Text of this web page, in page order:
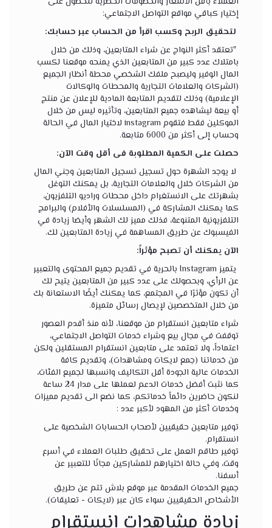
إختيار كباقي مواقع التواصل الاجتماعي:
لتحقيق الربح وكسب اقرأ من الحساب عبر حسابك:
"تعتقد أكثر النواج عن شراء المتابعين، وذلك من خلال
بامتلاك عدد كبير من المتابعين الذي يمنحه موقعنا لكسب
المال الوفير وليصبح ملفك الشخصي محطة أنظار الجميع
(الشركات والعلامات التجارية والمحطات والوكالات
الإعلامية) وذلك لتقديم المتابعة المادية للإعلان عن منتج
أو بيعة ليشاهده جميع المتابعين، وتأثيره ليس من خلال
الموكلين فقط فتقوم instagram لاختيار المال في الحالة
وحساب إلى أكثر من 6000 متابعة.
حصلت على الكمية المطلوبة فى أقل وقت الآن:
لا يوجد الشهرة حول تسجيل تسجيل المتابعين وجني المال
من الشركات خلال والعلامات التجارية، بل يمكنك التوغل
بشهرتك على الانستغرام داخل محطات وراديو التلفزيون،
كما يمكنك المشاركة في (المسلسلات والأفلام) والبرامج
التلفزيونية المتنوعة، فذلك مميز لك الشهر وأيضا زيادة في
الفيسبوك عن طريق المساهمة في زيادة المتابعين لك.
الآن يمكنك أن تصبح مؤثراً:
يتميز Instagram بالحرية في تقديم جميع المحتوى والتعبير
عن الرأي، وبحصولك على عدد كبير من المتابعين يتيح لك
أن تكون مؤثرًا في المجتمع، كما يمكنك أيضًا الاستعانة بك
من خلال المتخصصين لإيصال رسائل متميزة.
شراء متابعين انستقرام من موقعنا، لأنه منذ أقدم العصور
توقفت في مجال بيع وشراء خدمات التواصل الاجتماعي،
اعتماداً، ولا تعتمد على متابعين انستقرام المستقلين ولكن
من خدماتنا (جمع لايكات ومشاهدات)، وتقديم كافة
الخدمات عالية الجودة أقل التكاليف وانسبها لجميع الفئات،
كما نثبت أفضل خدمات الدعم لعملها على مدار 24 ساعة
لنكون حاضرين دائماً خدماتكم، كما نضع الى تقديم مميزات
وخدمات أكثر من المهود لأكبر عدد :
توفير متابعين حقيقيين لأصحاب الحسابات الشخصية على
انستقرام.
توفير طاقم العمل على تحقيق طلبات العملاء في أسرع
وقت، وفي حالة اختيارهم للمشاركين مجانًا للتعبير عن
أسفنا.
جميع الخدمات المقدمة عبر موقع بلاش تتم عن طريق
الأشخاص الحقيقيين سواء كان عبر (لايكات - تعليقات).